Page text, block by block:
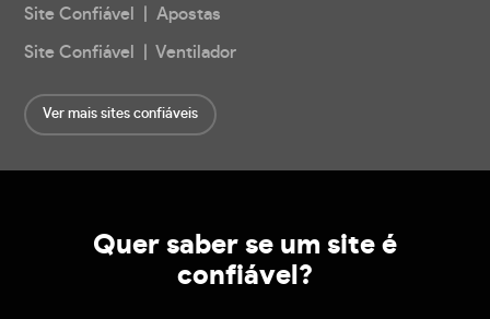
Site Confiável | Apostas
Site Confiável | Ventilador
Ver mais sites confiáveis
Quer saber se um site é
confiável?